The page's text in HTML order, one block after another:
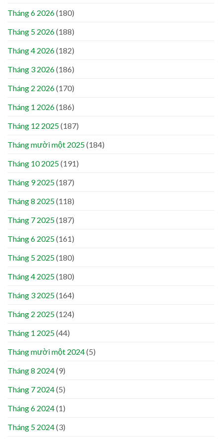
Tháng 6 2026(180)
Tháng 5 2026(188)
Tháng 4 2026(182)
Tháng 3 2026(186)
Tháng 2 2026(170)
Tháng 1 2026(186)
Tháng 12 2025(187)
Tháng mười một 2025(184)
Tháng 10 2025(191)
Tháng 9 2025(187)
Tháng 8 2025(118)
Tháng 7 2025(187)
Tháng 6 2025(161)
Tháng 5 2025(180)
Tháng 4 2025(180)
Tháng 3 2025(164)
Tháng 2 2025(124)
Tháng 1 2025(44)
Tháng mười một 2024(5)
Tháng 8 2024(9)
Tháng 7 2024(5)
Tháng 6 2024(1)
Tháng 5 2024(3)